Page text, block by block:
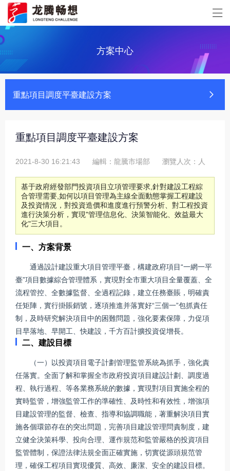
方案中心
重點項目調度平臺建設方案
重點項目調度平臺建設方案
2021-8-30 16:21:43 編輯：龍騰市場部 瀏覽人次： 人
基于政府經發部門投資項目立項管理要求,針對建設工程綜
合管理需要,如何以項目管理為主線全面動態掌握工程建設
及投資情況，對投資造價和進度進行預警分析、對工程投資
進行決策分析，實現"管理信息化、決策智能化、效益最大
化"三大項目。
一、方案背景
通過設計建設重大項目管理平臺，構建政府項目“一網一平
臺”項目數據綜合管理體系，實現對全市重大項目全量覆蓋、全
流程管控、全數據監督、全過程記錄，建立任務臺賬，明確責
任矩陣，實行掛賬銷號，逐項推進并落實好“三個一”包抓責任
制，及時研究解決項目中的困難問題，強化要素保障，力促項
目早落地、早開工、快建設，千方百計擴投資促增長。
二、建設目標
（一）以投資項目電子計劃管理監管系統為抓手，強化責
任落實。全面了解和掌握全市政府投資項目建設計劃、調度過
程、執行過程、等各業務系統的數據，實現對項目實施全程的
實時監管，增強監管工作的準確性、及時性和有效性，增強項
目建設管理的監督、檢查、指導和協調職能，著重解決項目實
施各個環節存在的突出問題，完善項目建設管理問責制度，建
立健全決策科學、投向合理、運作規范和監管嚴格的投資項目
監管體制，保證法律法規全面正確實施，切實從源頭規范管
理，確保工程項目實現優質、高效、廉潔、安全的建設目標。